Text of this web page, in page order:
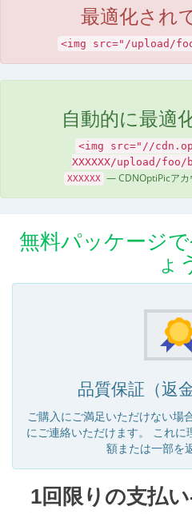
最適化され
<img src="/upload/
自動的に最適
<img src="//
XXXXXX/upload/
XXXXXX — CDNOptiPicアカ
無料パッケージ
ょ
品質保証（返
ご購入にご満足いただけない場
にご連絡いただけます。 これ
額または一部を
1回限りの支払